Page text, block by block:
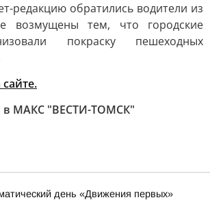
редакцию обратились водители из
возмущены тем, что городские
покраску пешеходных
в МАКС "ВЕСТИ-ТОМСК"
день «Движения первых»